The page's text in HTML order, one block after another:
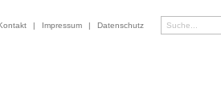
| Impressum | Datenschutz